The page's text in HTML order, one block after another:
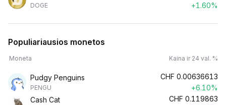
DOGE
+1.60%
Populiariausios monetos
Moneta Kaina ir 24 val. %
Pudgy Penguins
PENGU
CHF 0.00636613
+6.10%
Cash Cat
CHF 0.119863